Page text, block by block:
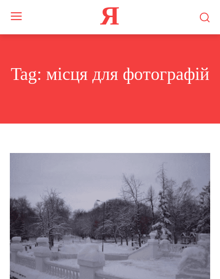
Я
Tag: місця для фотографій